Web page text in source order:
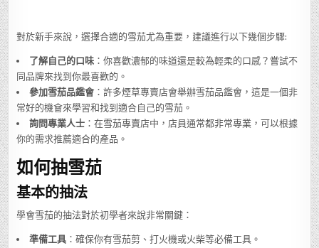
對於新手來說，選擇合適的雪茄尤為重要，建議進行以下幾個步驟:
了解自己的口味 ：你喜歡濃郁的味道還是較為輕柔的口感？嘗試不
同品牌來找到你最喜歡的。
參加雪茄品鑑會 ：許多煙草專賣店會舉辦雪茄品鑑會，這是一個非
常好的機會來學習和找到適合自己的雪茄。
詢問專業人士 ：在雪茄專賣店中，店員通常都非常專業，可以根據
你的需求推薦適合的產品。
如何抽雪茄
基本的抽法
學會雪茄的抽法對於初學者來說非常關鍵：
準備工具 ：確保你有雪茄剪、打火機或火柴等必備工具。